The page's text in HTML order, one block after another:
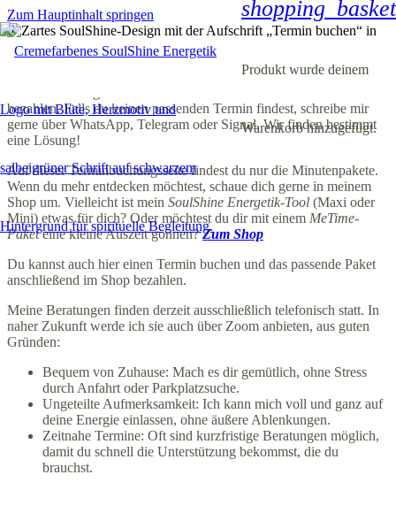
Zum Hauptinhalt springen shopping_basket
Produkt wurde deinem
Warenkorb hinzugefügt.
bezahlen. Falls du keinen passenden Termin findest, schreibe mir
gerne über WhatsApp, Telegram oder Signal. Wir finden bestimmt
eine Lösung!
Auf dieser Terminbuchungsseite findest du nur die Minutenpakete.
Wenn du mehr entdecken möchtest, schaue dich gerne in meinem
Shop um. Vielleicht ist mein SoulShine Energetik-Tool (Maxi oder
Mini) etwas für dich? Oder möchtest du dir mit einem MeTime-
Paketeine kleine Auszeit gönnen?Zum Shop
Du kannst auch hier einen Termin buchen und das passende Paket
anschließend im Shop bezahlen.
Meine Beratungen finden derzeit ausschließlich telefonisch statt. In
naher Zukunft werde ich sie auch über Zoom anbieten, aus guten
Gründen:
Bequem von Zuhause: Mach es dir gemütlich, ohne Stress
durch Anfahrt oder Parkplatzsuche.
Ungeteilte Aufmerksamkeit: Ich kann mich voll und ganz auf
deine Energie einlassen, ohne äußere Ablenkungen.
Zeitnahe Termine: Oft sind kurzfristige Beratungen möglich,
damit du schnell die Unterstützung bekommst, die du
brauchst.